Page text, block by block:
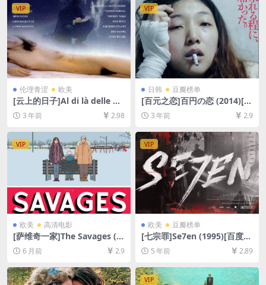
VIP
伦理青涩 欧美
[云上的日子]Al di là delle nu
vole (1995)[百度网盘+夸克网
盘DVD9原盘清未删减资源][网
B][中文字幕]【手机/平板无法
在线播放，请使用电脑下载防
和谐压缩包（含解压密码）】
3 年前 2.98
VIP
日韩 豆瓣榜单
[百元之恋]百円の恋 (2014)[百
度网盘+迅雷云盘资源1080P
超清未删减][MP4/6GB][日语
3 年前 2.9
VIP
欧美 高清电影
[萨维奇一家]The Savages (2
007)[百度网盘+夸克网盘1080
P超清未删减资源][网盘在线播
放/下载][MP4/8GB][中英字
幕]
6 月前 2.9
VIP
欧美 豆瓣榜单
[七宗罪]Se7en (1995)[百度网
盘+夸克网盘+迅雷云盘资源10
80P超清未删减][MP4/8.3GB]
[中英字幕]
5 年前 2.89
VIP